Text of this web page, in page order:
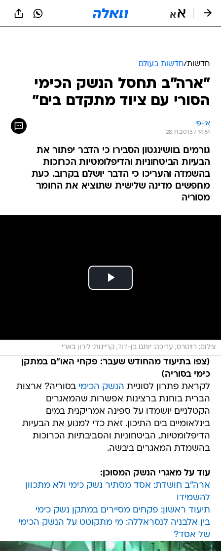
חדשות/חדשות בעולם
"ארה"ב תחסל הנשק הכימי
הסורי עם ציוד מתקדם בים"
אי-פי
28.11.2013 / 14:51
גורמים בוושינגטון הסבירו כי הדבר יפתור את
הבעיות הביטחוניות והדיפלומטיות הכרוכות
בהשמדה והעריכו כי הדבר יושלם בקרוב. כעת
מחפשים מדינה שלישית שתוציא את החומר
מסוריה
צילום: רויטרס, עריכה: יותם בן-דוד, קריינות: לירון בארי
(צפו בתיעוד מהחודש שעבר: פקחי האו"ם במתקן
כימי בסוריה)
לקראת פתרון לסוגיית הנשק הכימי בסוריה? ארצות
הברית בוחנת ברצינות אפשרות שהמאגרים
הקטלניים יושמדו על ספינה אמריקנית במים
בינלאומיים בים התיכון. זאת כדי למנוע את הבעיות
הדיפלומטיות, הביטחוניות והסביבתיות הכרוכות
בהשמדת המאגרים ביבשה.
עוד על מאגרי הנשק המסוכן:
ארה"ב חושדת: אסד מסתיר נשק כימי ולא מתכוון
להשמידו
תיעוד ראשון: פקחים מסיירים במתקן נשק כימי
בין אלבניה לנסראללה: מי מתקוטט על הנשק הכימי
של אסד?